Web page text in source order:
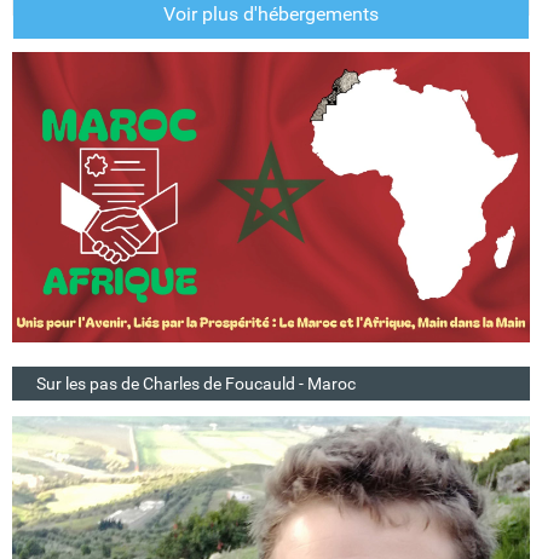
Voir plus d'hébergements
Sur les pas de Charles de Foucauld - Maroc